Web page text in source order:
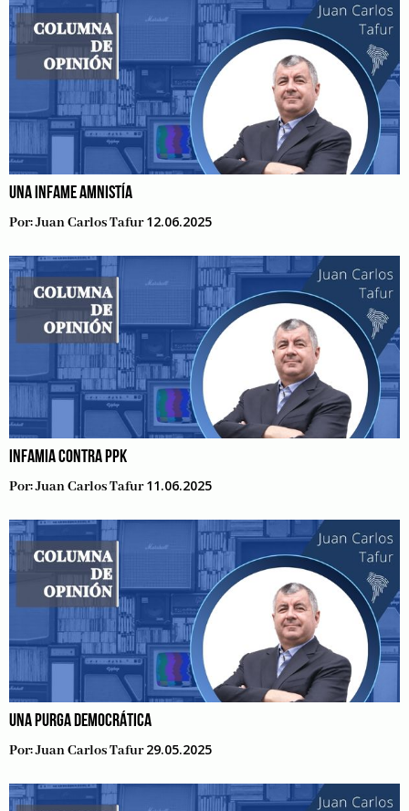
UNA INFAME AMNISTÍA
Por:Juan Carlos Tafur 12.06.2025
INFAMIA CONTRA PPK
Por:Juan Carlos Tafur 11.06.2025
UNA PURGA DEMOCRÁTICA
Por:Juan Carlos Tafur 29.05.2025